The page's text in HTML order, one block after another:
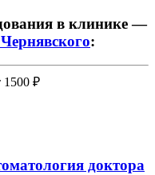
в клинике —
:
1500 ₽
доктора